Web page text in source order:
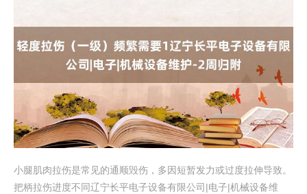
小腿肌肉拉伤是常见的通顺毁伤，多因短暂发力或过度拉伸导致。
把柄拉伤进度不同辽宁长平电子设备有限公司|电子|机械设备维